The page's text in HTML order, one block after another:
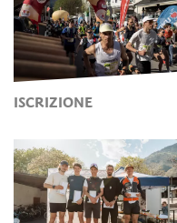
ISCRIZIONE